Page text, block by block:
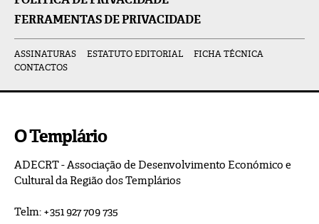
FERRAMENTAS DE PRIVACIDADE
ASSINATURAS ESTATUTO EDITORIAL
FICHA TÉCNICA
CONTACTOS
O Templário
ADECRT - Associação de Desenvolvimento Económico e
Cultural da Região dos Templários
Telm: +351 927 709 735